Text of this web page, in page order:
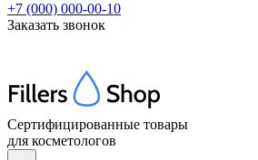
+7 (000) 000-00-10
Заказать звонок
Сертифицированные товары
для косметологов